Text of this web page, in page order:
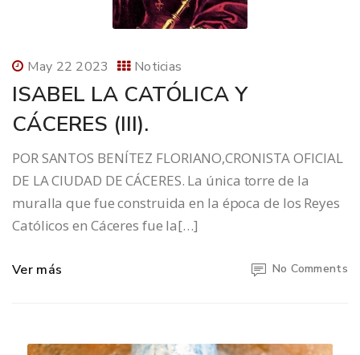
May 22 2023 Noticias
ISABEL LA CATÓLICA Y
CÁCERES (III).
POR SANTOS BENÍTEZ FLORIANO,CRONISTA OFICIAL
DE LA CIUDAD DE CÁCERES. La única torre de la
muralla que fue construida en la época de los Reyes
Católicos en Cáceres fue la[…]
Ver más No Comments